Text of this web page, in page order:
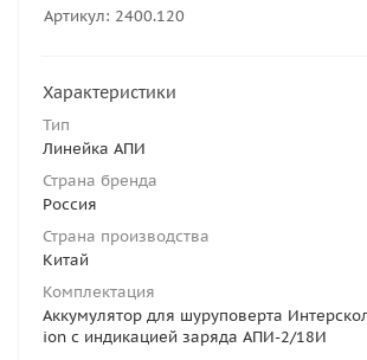
Артикул: 2400.120
Характеристики
Тип
Линейка АПИ
Страна бренда
Россия
Страна производства
Китай
Комплектация
Аккумулятор для шуруповерта
ion с индикацией заряда АПИ-2/18И